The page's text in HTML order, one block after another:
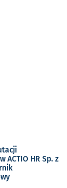
ACTIO HR Sp. z